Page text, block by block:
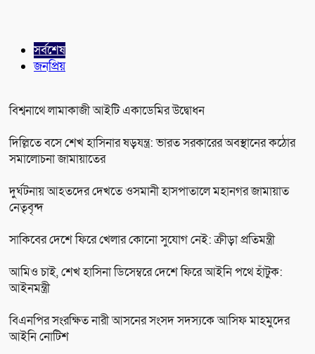
সর্বশেষ
জনপ্রিয়
বিশ্বনাথে লামাকাজী আইটি একাডেমির উদ্বোধন
দিল্লিতে বসে শেখ হাসিনার ষড়যন্ত্র: ভারত সরকারের অবস্থানের কঠোর
সমালোচনা জামায়াতের
দুর্ঘটনায় আহতদের দেখতে ওসমানী হাসপাতালে মহানগর জামায়াত
নেতৃবৃন্দ
সাকিবের দেশে ফিরে খেলার কোনো সুযোগ নেই: ক্রীড়া প্রতিমন্ত্রী
আমিও চাই, শেখ হাসিনা ডিসেম্বরে দেশে ফিরে আইনি পথে হাঁটুক:
আইনমন্ত্রী
বিএনপির সংরক্ষিত নারী আসনের সংসদ সদস্যকে আসিফ মাহমুদের
আইনি নোটিশ